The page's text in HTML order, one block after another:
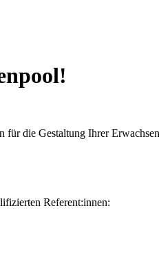
die Gestaltung Ihrer
Referent:innen: